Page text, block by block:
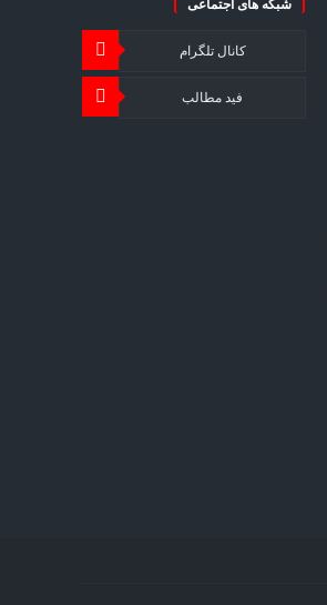
شبکه های اجتماعی
کانال تلگرام
فید مطالب